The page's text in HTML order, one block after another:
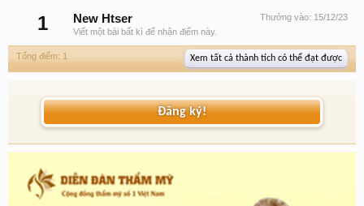
1
Thưởng vào: 15/12/23
New Htser
Viết một bài bất kì để nhận điểm này.
Tổng điểm: 1 Xem tất cả thành tích có thể đạt được
Đăng ký!